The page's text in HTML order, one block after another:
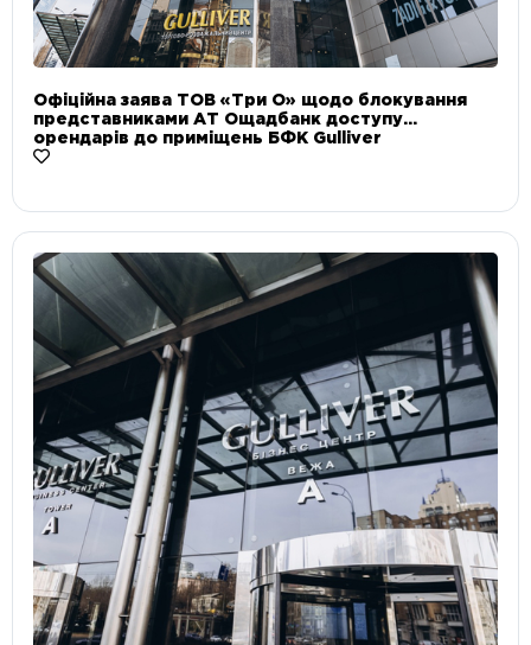
Офіційна заява ТОВ «Три О» щодо блокування
представниками АТ Ощадбанк доступу
орендарів до приміщень БФК Gulliver